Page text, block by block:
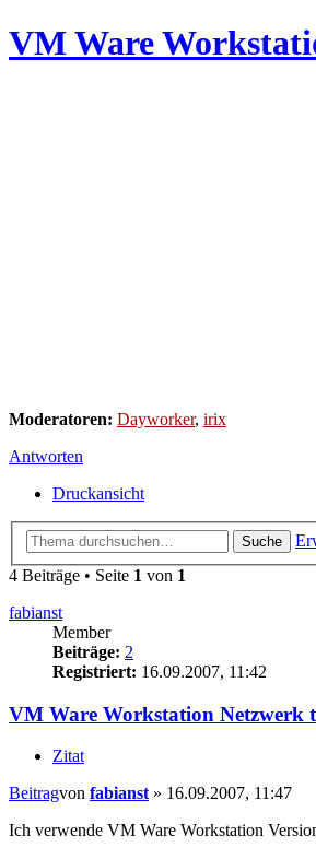
VM Ware
Moderatoren: Dayworker, irix
Antworten
Druckansicht
Suche
4 Beiträge • Seite 1 von 1
fabianst
Member
Beiträge: 2
Registriert: 16.09.2007, 11:42
VM Ware Workstation Netzwerk
Zitat
Beitragvon fabianst » 16.09.2007, 11:47
Ich verwende VM Ware Workstation